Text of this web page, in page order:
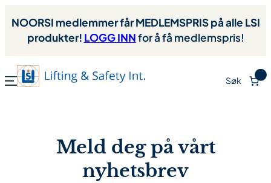
til
innhold
NOORSI medlemmer får MEDLEMSPRIS på alle LSI
produkter! LOGG INNfor å få medlemspris!
Søk
Meld deg på vårt
nyhetsbrev